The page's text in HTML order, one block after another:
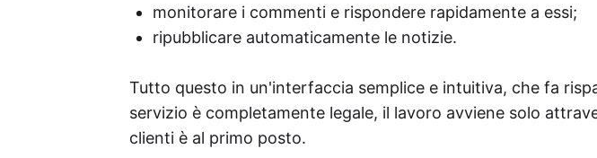
monitorare i commenti e rispondere rapidamente a essi;
ripubblicare automaticamente le notizie.
Tutto questo in un'interfaccia semplice e intuitiva, che fa
servizio è completamente legale, il lavoro avviene solo
clienti è al primo posto.